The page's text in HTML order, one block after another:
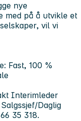
nye
med på å utvikle et
vil vi
Fast, 100 %
Interimleder
Daglig
35 318.